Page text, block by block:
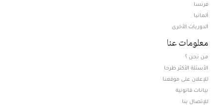
فرنسا
ألمانيا
الدوريات الأخرى
معلومات عنا
من نحن ؟
الأسئلة الأكثر طرحا
للإعلان على موقعنا
بيانات قانونية
للإتصال بنا